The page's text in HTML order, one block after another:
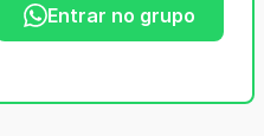
Entrar no grupo